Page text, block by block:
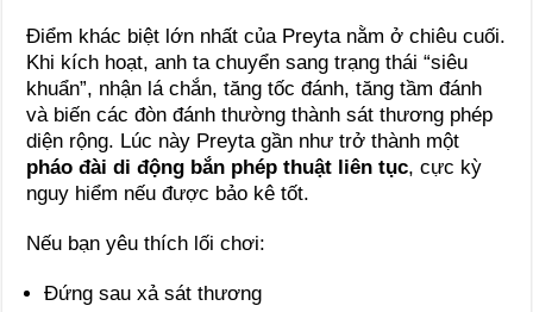
Điểm khác biệt lớn nhất của Preyta nằm ở chiêu cuối.
Khi kích hoạt, anh ta chuyển sang trạng thái “siêu
khuẩn”, nhận lá chắn, tăng tốc đánh, tăng tầm đánh
và biến các đòn đánh thường thành sát thương phép
diện rộng. Lúc này Preyta gần như trở thành một
pháo đài di động bắn phép thuật liên tục, cực kỳ
nguy hiểm nếu được bảo kê tốt.
Nếu bạn yêu thích lối chơi:
Đứng sau xả sát thương